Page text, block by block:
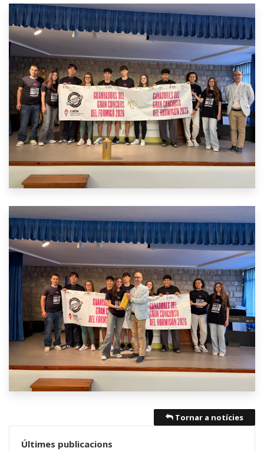
Tornar a notícies
Últimes publicacions